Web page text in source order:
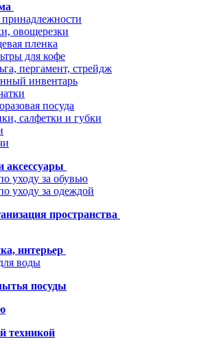
овощерезки
пленка
для кофе
пергамент, стрейдж
инвентарь
посуда
салфетки и губки
аксессуары
уходу за обувью
уходу за одеждой
пространства
интерьер
воды
посуды
техникой